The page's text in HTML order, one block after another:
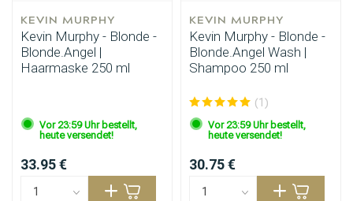
KEVIN MURPHY
Kevin Murphy - Blonde -
Blonde.Angel |
Haarmaske 250 ml
Vor 23:59 Uhr bestellt,
heute versendet!
33.95 €
KEVIN MURPHY
Kevin Murphy - Blonde -
Blonde.Angel Wash |
Shampoo 250 ml
(1)
Vor 23:59 Uhr bestellt,
heute versendet!
30.75 €